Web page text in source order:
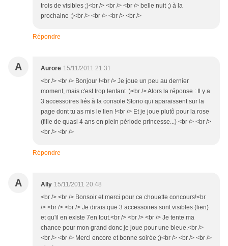
trois de visibles ;)<br /> <br /> <br /> belle nuit ;) à la
prochaine ;)<br /> <br /> <br /> <br />
Répondre
A Aurore 15/11/2011 21:31
<br /> <br /> Bonjour !<br /> Je joue un peu au dernier
moment, mais c'est trop tentant :)<br /> Alors la réponse : Il y a
3 accessoires liés à la console Storio qui aparaissent sur la
page dont tu as mis le lien !<br /> Et je joue plutô pour la rose
(fille de quasi 4 ans en plein période princesse...) <br /> <br />
<br /> <br />
Répondre
A Ally 15/11/2011 20:48
<br /> <br /> Bonsoir et merci pour ce chouette concours!<br
/> <br /> <br /> Je dirais que 3 accessoires sont visibles (lien)
et qu'il en existe 7en tout.<br /> <br /> <br /> Je tente ma
chance pour mon grand donc je joue pour une bleue.<br />
<br /> <br /> Merci encore et bonne soirée ;)<br /> <br /> <br />